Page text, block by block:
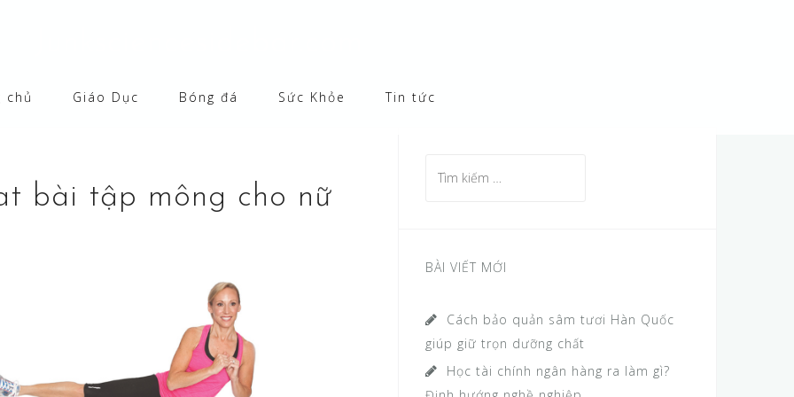
chủ Giáo Dục Bóng đá Sức Khỏe Tin tức
bài tập mông cho nữ
c
h
o
BÀI VIẾT MỚI
Cách bảo quản sâm tươi Hàn Quốc
giúp giữ trọn dưỡng chất
Học tài chính ngân hàng ra làm gì?